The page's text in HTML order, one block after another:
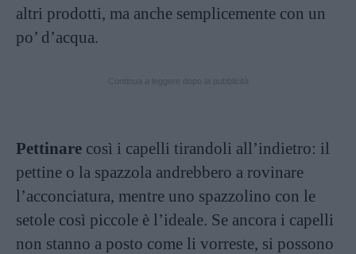
altri prodotti, ma anche semplicemente con un
po’ d’acqua.
Pettinare così i capelli tirandoli all’indietro: il
pettine o la spazzola andrebbero a rovinare
l’acconciatura, mentre uno spazzolino con le
setole così piccole è l’ideale. Se ancora i capelli
non stanno a posto come li vorreste, si possono